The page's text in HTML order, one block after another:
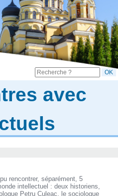
avec
rencontrer, séparément, 5
intellectuel : deux historiens,
Petru Culeac, le sociologue